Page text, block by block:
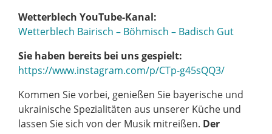
Wetterblech YouTube-Kanal:
Wetterblech Bairisch – Böhmisch – Badisch Gut
Sie haben bereits bei uns gespielt:
https://www.instagram.com/p/CTp-g45sQQ3/
Kommen Sie vorbei, genießen Sie bayerische und
ukrainische Spezialitäten aus unserer Küche und
lassen Sie sich von der Musik mitreißen. Der